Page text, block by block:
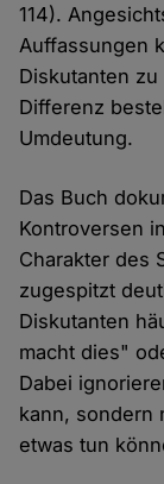
114).
Auffassungen
Diskutanten
Differenz
Umdeutung.
Das Buch
Kontroversen
Charakter des
zugespitzt
Diskutanten
macht dies"
Dabei
kann, sondern
etwas tun